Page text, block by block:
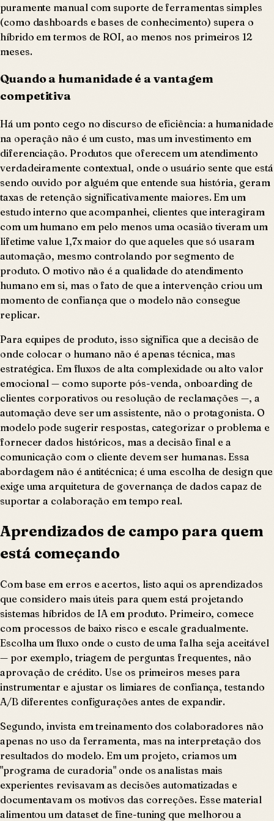
puramente manual com suporte de ferramentas simples
(como dashboards e bases de conhecimento) supera o
híbrido em termos de ROI, ao menos nos primeiros 12
meses.
Quando a humanidade é a vantagem
competitiva
Há um ponto cego no discurso de eficiência: a humanidade
na operação não é um custo, mas um investimento em
diferenciação. Produtos que oferecem um atendimento
verdadeiramente contextual, onde o usuário sente que está
sendo ouvido por alguém que entende sua história, geram
taxas de retenção significativamente maiores. Em um
estudo interno que acompanhei, clientes que interagiram
com um humano em pelo menos uma ocasião tiveram um
lifetime value 1,7x maior do que aqueles que só usaram
automação, mesmo controlando por segmento de
produto. O motivo não é a qualidade do atendimento
humano em si, mas o fato de que a intervenção criou um
momento de confiança que o modelo não consegue
replicar.
Para equipes de produto, isso significa que a decisão de
onde colocar o humano não é apenas técnica, mas
estratégica. Em fluxos de alta complexidade ou alto valor
emocional — como suporte pós-venda, onboarding de
clientes corporativos ou resolução de reclamações —, a
automação deve ser um assistente, não o protagonista. O
modelo pode sugerir respostas, categorizar o problema e
fornecer dados históricos, mas a decisão final e a
comunicação com o cliente devem ser humanas. Essa
abordagem não é antitécnica; é uma escolha de design que
exige uma arquitetura de governança de dados capaz de
suportar a colaboração em tempo real.
Aprendizados de campo para quem
está começando
Com base em erros e acertos, listo aqui os aprendizados
que considero mais úteis para quem está projetando
sistemas híbridos de IA em produto. Primeiro, comece
com processos de baixo risco e escale gradualmente.
Escolha um fluxo onde o custo de uma falha seja aceitável
— por exemplo, triagem de perguntas frequentes, não
aprovação de crédito. Use os primeiros meses para
instrumentar e ajustar os limiares de confiança, testando
A/B diferentes configurações antes de expandir.
Segundo, invista em treinamento dos colaboradores não
apenas no uso da ferramenta, mas na interpretação dos
resultados do modelo. Em um projeto, criamos um
"programa de curadoria" onde os analistas mais
experientes revisavam as decisões automatizadas e
documentavam os motivos das correções. Esse material
alimentou um dataset de fine-tuning que melhorou a